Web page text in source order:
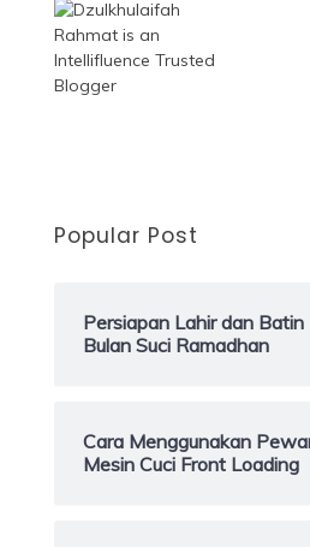
Popular Post
Persiapan Lahir dan
Bulan Suci Ramadhan
Cara Menggunakan
Mesin Cuci Front Loading